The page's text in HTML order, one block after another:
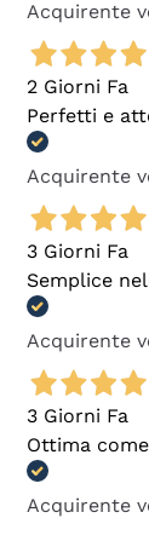
Acquirente
2 Giorni Fa
Perfetti e
Acquirente
3 Giorni Fa
Semplice
Acquirente
3 Giorni Fa
Ottima
Acquirente